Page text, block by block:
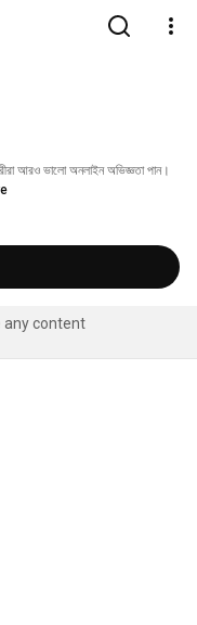
আরও ভালো অনলাইন অভিজ্ঞতা পান।
any content